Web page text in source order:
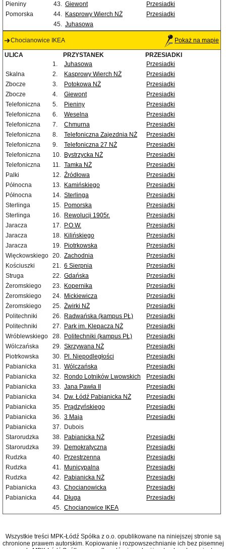
Pieniny
43. Giewont
Przesiadki
Pomorska
44. Kasprowy Wierch NŻ
Przesiadki
45. Juhasowa
Chocianowice IKEA Pokaż na mapie
ULICA PRZYSTANEK
PRZESIADKI
1.
Juhasowa
Przesiadki
Skalna
2. Kasprowy Wierch NŻ
Przesiadki
Zbocze
3. Potokowa NŻ
Przesiadki
Zbocze
4. Giewont
Przesiadki
Telefoniczna
5. Pieniny
Przesiadki
Telefoniczna
6. Weselna
Przesiadki
Telefoniczna
7. Chmurna
Przesiadki
Telefoniczna
8. Telefoniczna Zajezdnia NŻ
Przesiadki
Telefoniczna
9. Telefoniczna 27 NŻ
Przesiadki
Telefoniczna
10. Bystrzycka NŻ
Przesiadki
Telefoniczna
11. Tamka NŻ
Przesiadki
Palki
12. Źródłowa
Przesiadki
Północna
13. Kamińskiego
Przesiadki
Północna
14. Sterlinga
Przesiadki
Sterlinga
15. Pomorska
Przesiadki
Sterlinga
16. Rewolucji 1905r.
Przesiadki
Jaracza
17. P.O.W.
Przesiadki
Jaracza
18. Kilińskiego
Przesiadki
Jaracza
19. Piotrkowska
Przesiadki
Więckowskiego 20. Zachodnia
Przesiadki
Kościuszki
21. 6 Sierpnia
Przesiadki
Struga
22. Gdańska
Przesiadki
Żeromskiego
23. Kopernika
Przesiadki
Żeromskiego
24. Mickiewicza
Przesiadki
Żeromskiego
25. Żwirki NŻ
Przesiadki
Politechniki
26. Radwańska (kampus PŁ)
Przesiadki
Politechniki
27. Park im. Klepacza NŻ
Przesiadki
Wróblewskiego
28. Politechniki (kampus PŁ)
Przesiadki
Wólczańska
29. Skrzywana NŻ
Przesiadki
Piotrkowska
30. Pl. Niepodległości
Przesiadki
Pabianicka
31. Wólczańska
Przesiadki
Pabianicka
32. Rondo Lotników Lwowskich
Przesiadki
Pabianicka
33. Jana Pawła II
Przesiadki
Pabianicka
34. Dw. Łódź Pabianicka NŻ
Przesiadki
Pabianicka
35. Prądzyńskiego
Przesiadki
Pabianicka
36. 3 Maja
Przesiadki
Pabianicka
37. Dubois
Starorudzka
38. Pabianicka NŻ
Przesiadki
Starorudzka
39. Demokratyczna
Przesiadki
Rudzka
40. Przestrzenna
Przesiadki
Rudzka
41. Municypalna
Przesiadki
Rudzka
42. Pabianicka NŻ
Przesiadki
Pabianicka
43. Chocianowicka
Przesiadki
Pabianicka
44. Długa
Przesiadki
45. Chocianowice IKEA
Wszystkie treści MPK-Łódź Spółka z o.o. opublikowane na niniejszej stronie są
chronione prawem autorskim. Kopiowanie i rozpowszechnianie ich bez pisemnej